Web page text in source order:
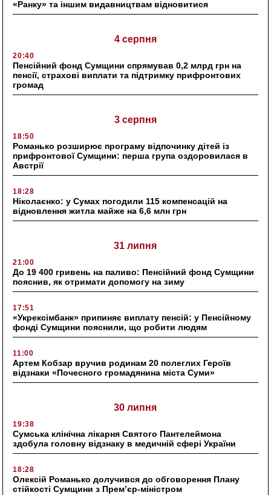
«Ранку» та іншим видавництвам відновитися
4 серпня
20:40
Пенсійний фонд Сумщини спрямував 0,2 млрд грн на
пенсії, страхові виплати та підтримку прифронтових
громад
3 серпня
18:50
Романько розширює програму відпочинку дітей із
прифронтової Сумщини: перша група оздоровилася в
Австрії
18:28
Ніколаєнко: у Сумах погодили 115 компенсацій на
відновлення житла майже на 6,6 млн грн
31 липня
21:00
До 19 400 гривень на паливо: Пенсійний фонд Сумщини
пояснив, як отримати допомогу на зиму
17:51
«Укрексімбанк» припиняє виплату пенсій: у Пенсійному
фонді Сумщини пояснили, що робити людям
11:00
Артем Кобзар вручив родинам 20 полеглих Героїв
відзнаки «Почесного громадянина міста Суми»
30 липня
19:38
Сумська клінічна лікарня Святого Пантелеймона
здобула головну відзнаку в медичній сфері України
18:28
Олексій Романько долучився до обговорення Плану
стійкості Сумщини з Прем’єр-міністром